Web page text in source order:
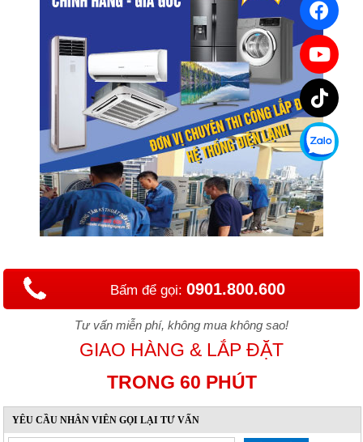
Bấm để gọi: 0901.800.600
Tư vấn miễn phí, không mua không sao!
GIAO HÀNG & LẮP ĐẶT
TRONG 60 PHÚT
YÊU CẦU NHÂN VIÊN GỌI LẠI TƯ VẤN